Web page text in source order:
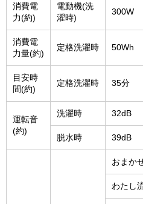
消費電
力(約)
電動機(洗
濯時)
300W
消費電
力量(約)
定格洗濯時 50Wh
目安時
間(約)
定格洗濯時 35分
運転音
(約)
洗濯時 32dB
脱水時 39dB
おまか
わたし